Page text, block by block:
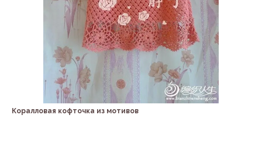
Коралловая кофточка из мотивов